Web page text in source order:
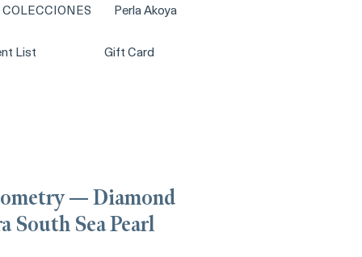
COLECCIONES Perla Akoya
List Gift Card
— Diamond
South Sea Pearl